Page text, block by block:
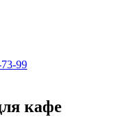
99
кафе